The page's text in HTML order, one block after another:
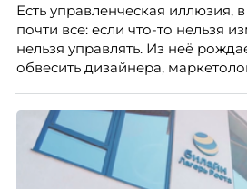
Есть управленческая иллюзия,
почти все: если что-то нельзя
нельзя управлять. Из неё
обвесить дизайнера,
Проблема в том, что так мы
а движение. А творческая
случай, где движение и
совпадать вовсе.